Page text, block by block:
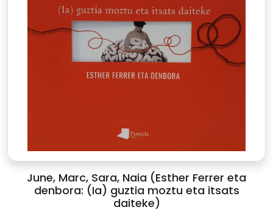
June, Marc, Sara, Naia (Esther Ferrer eta
denbora: (Ia) guztia moztu eta itsats
daiteke)